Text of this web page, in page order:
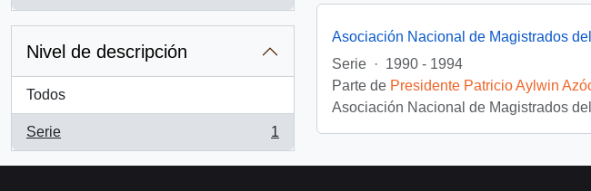
Nivel de descripción
Todos
Serie
, 1 resultados
1
Asociación Nacional de Magistrados
Serie · 1990 - 1994
Parte de Presidente Patricio Aylwin
Asociación Nacional de Magistrados